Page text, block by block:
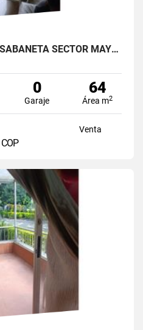
VENTA APARTAMENTO, SABANETA SECTOR MAYORCA.
0
Garaje
64
Área m2
Venta
COP